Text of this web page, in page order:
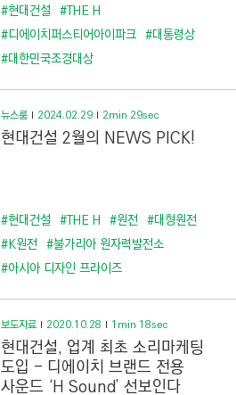
#현대건설 #THE H
#디에이치퍼스티어아이파크 #대통령상
#대한민국조경대상
뉴스룸 2024.02.29 2min 29sec
현대건설 2월의 NEWS PICK!
#현대건설 #THE H #원전 #대형원전
#K원전 #불가리아 원자력발전소
#아시아 디자인 프라이즈
보도자료 2020.10.28 1min 18sec
현대건설, 업계 최초 소리마케팅
도입 - 디에이치 브랜드 전용
사운드 ‘H Sound’ 선보인다